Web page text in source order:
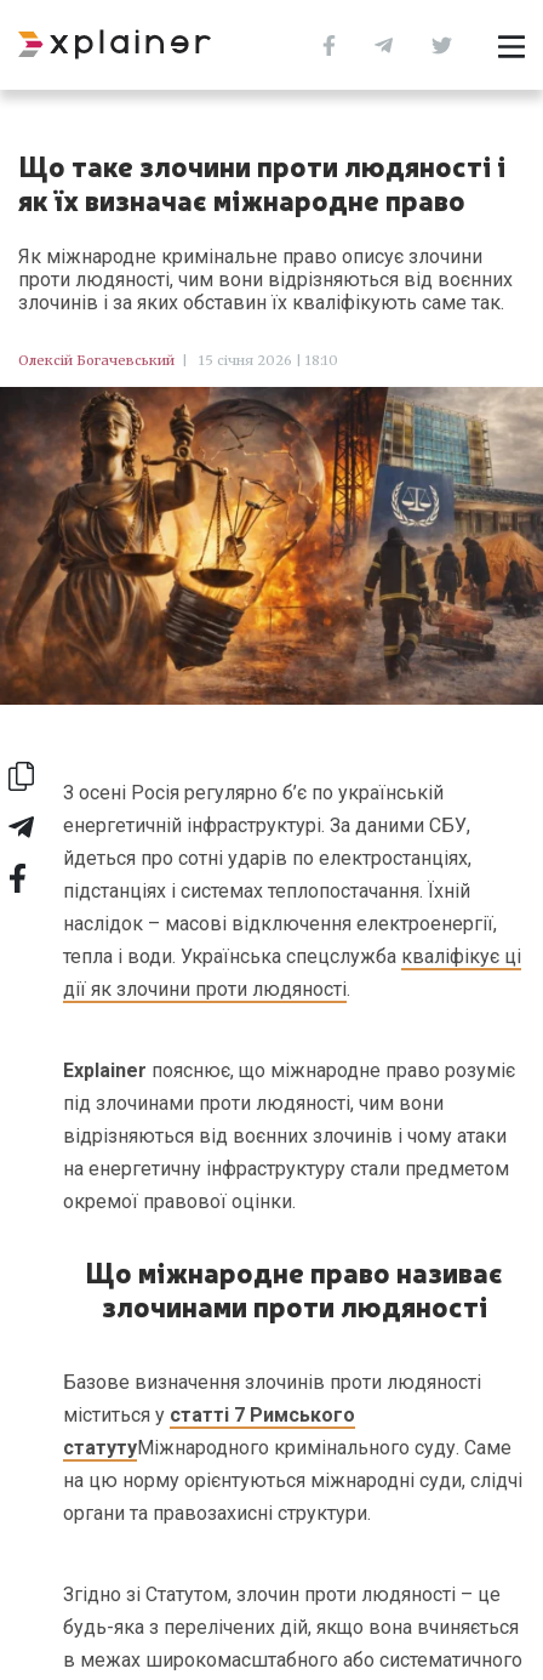
Що таке злочини проти людяності і
як їх визначає міжнародне право
Як міжнародне кримінальне право описує злочини
проти людяності, чим вони відрізняються від воєнних
злочинів і за яких обставин їх кваліфікують саме так.
Олексій Богачевський 15 січня 2026 | 18:10
З осені Росія регулярно б’є по українській
енергетичній інфраструктурі. За даними СБУ,
йдеться про сотні ударів по електростанціях,
підстанціях і системах теплопостачання. Їхній
наслідок – масові відключення електроенергії,
тепла і води. Українська спецслужба кваліфікує ці
дії як злочини проти людяності.
Explainer пояснює, що міжнародне право розуміє
під злочинами проти людяності, чим вони
відрізняються від воєнних злочинів і чому атаки
на енергетичну інфраструктуру стали предметом
окремої правової оцінки.
Що міжнародне право називає
злочинами проти людяності
Базове визначення злочинів проти людяності
міститься у статті 7 Римського
статутуМіжнародного кримінального суду. Саме
на цю норму орієнтуються міжнародні суди, слідчі
органи та правозахисні структури.
Згідно зі Статутом, злочин проти людяності – це
будь-яка з перелічених дій, якщо вона вчиняється
в межах широкомасштабного або систематичного